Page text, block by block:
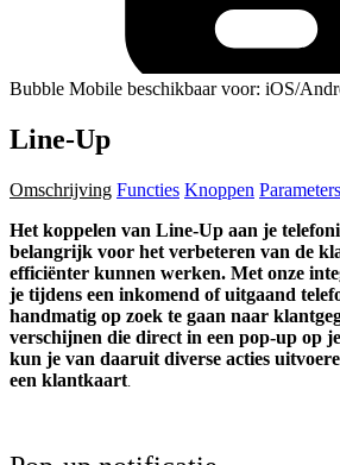
Bubble Mobile beschikbaar voor: iOS/
Line-Up
Omschrijving Functies Knoppen Parameters
Het koppelen van Line-Up aan je
belangrijk voor het verbeteren van de
efficiënter kunnen werken. Met onze
je tijdens een inkomend of uitgaand
handmatig op zoek te gaan naar
verschijnen die direct in een pop-up op
kun je van daaruit diverse acties
een klantkaart